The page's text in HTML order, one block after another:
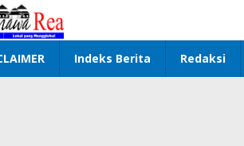
Indeks Berita Redaksi